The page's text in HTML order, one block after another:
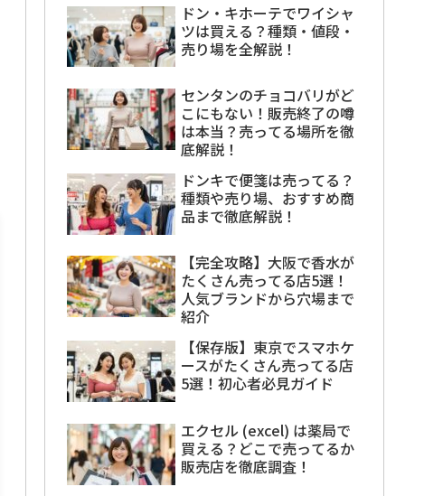
ドン・キホーテでワイシャ
ツは買える？種類・値段・
売り場を全解説！
センタンのチョコバリがど
こにもない！販売終了の噂
は本当？売ってる場所を徹
底解説！
ドンキで便箋は売ってる？
種類や売り場、おすすめ商
品まで徹底解説！
【完全攻略】大阪で香水が
たくさん売ってる店5選！
人気ブランドから穴場まで
紹介
【保存版】東京でスマホケ
ースがたくさん売ってる店
5選！初心者必見ガイド
エクセル (excel) は薬局で
買える？どこで売ってるか
販売店を徹底調査！